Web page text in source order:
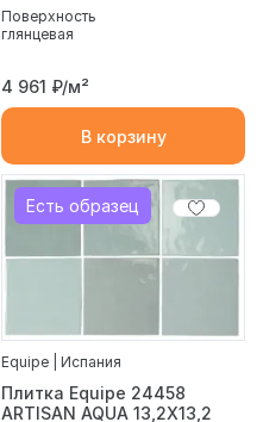
Поверхность
глянцевая
4 961 ₽/м²
В корзину
Есть образец
Equipe | Испания
Плитка Equipe 24458
ARTISAN AQUA 13,2X13,2